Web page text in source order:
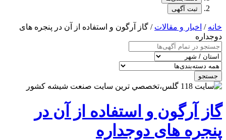
ثبت آگهی
خانه / اخبار و مقالات / گاز آرگون و استفاده از آن در پنجره های
دوجداره
جستجو
گاز آرگون و استفاده از آن در
پنجره های دوجداره